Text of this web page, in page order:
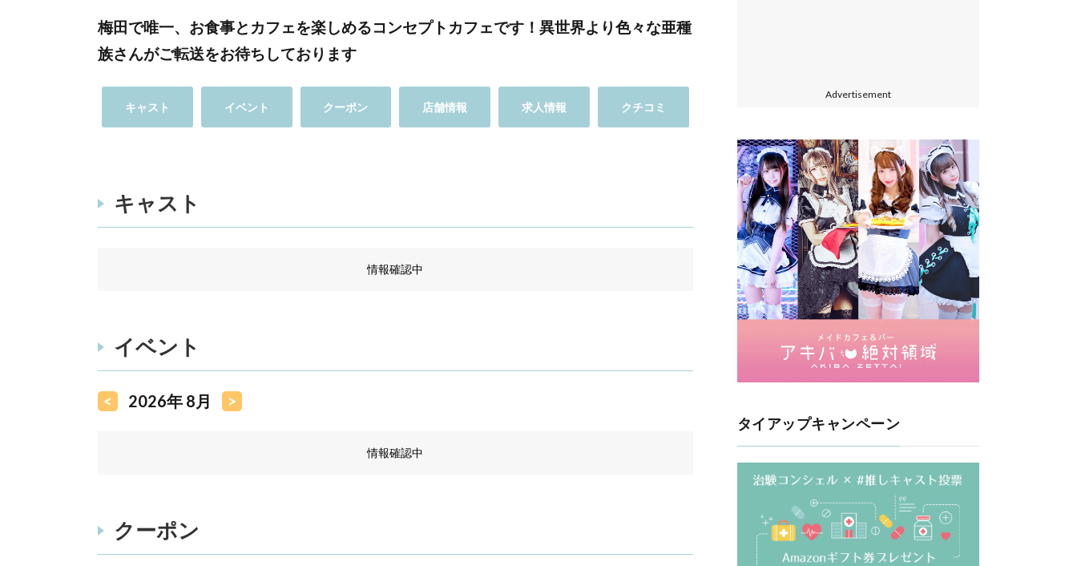
梅田で唯一、お食事とカフェを楽しめるコンセプトカフェです！異世界より色々な亜種
族さんがご転送をお待ちしております
キャスト イベント クーポン 店舗情報 求人情報 クチコミ
キャスト
情報確認中
イベント
< 2026年 8月 >
情報確認中
クーポン
Advertisement
タイアップキャンペーン